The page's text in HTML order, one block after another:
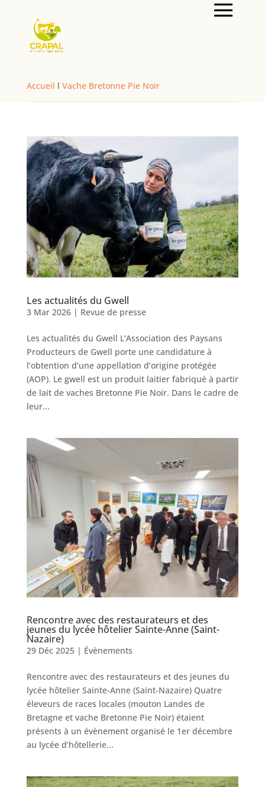
Accueil l Vache Bretonne Pie Noir
Les actualités du Gwell
3 Mar 2026| Revue de presse
Les actualités du Gwell L’Association des Paysans
Producteurs de Gwell porte une candidature à
l’obtention d’une appellation d’origine protégée
(AOP). Le gwell est un produit laitier fabriqué à partir
de lait de vaches Bretonne Pie Noir. Dans le cadre de
leur...
Rencontre avec des restaurateurs et des
jeunes du lycée hôtelier Sainte-Anne (Saint-
Nazaire)
29 Déc 2025| Évènements
Rencontre avec des restaurateurs et des jeunes du
lycée hôtelier Sainte-Anne (Saint-Nazaire) Quatre
éleveurs de races locales (mouton Landes de
Bretagne et vache Bretonne Pie Noir) étaient
présents à un évènement organisé le 1er décembre
au lycée d’hôtellerie...